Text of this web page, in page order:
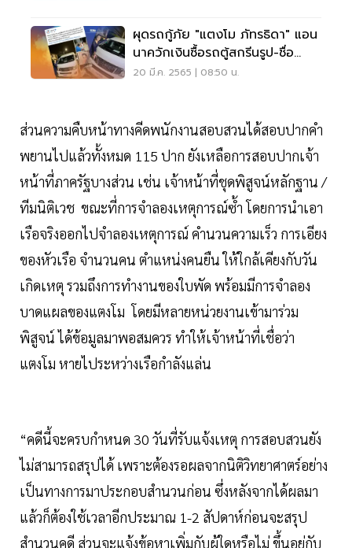
ผุดรถกู้ภัย "แตงโม ภัทรธิดา" แอน
นาควักเงินซื้อรถตู้สกรีนรูป-ชื่อ
เพื่อน
20 มี.ค. 2565 | 08:50 น.
ส่วนความคืบหน้าทางคีดพนักงานสอบสวนได้สอบปากคำ
พยานไปแล้วทั้งหมด 115 ปาก ยังเหลือการสอบปากเจ้า
หน้าที่ภาครัฐบางส่วน เช่น เจ้าหน้าที่ชุดพิสูจน์หลักฐาน /
ทีมนิติเวช ขณะที่การจำลองเหตุการณ์ซ้ำ โดยการนำเอา
เรือจริงออกไปจำลองเหตุการณ์ คำนวนความเร็ว การเอียง
ของหัวเรือ จำนวนคน ตำแหน่งคนยืน ให้ใกล้เคียงกับวัน
เกิดเหตุ รวมถึงการทำงานของใบพัด พร้อมมีการจำลอง
บาดแผลของแตงโม โดยมีหลายหน่วยงานเข้ามาร่วม
พิสูจน์ ได้ข้อมูลมาพอสมควร ทำให้เจ้าหน้าที่เชื่อว่า
แตงโม หายไประหว่างเรือกำลังแล่น
“คดีนี้จะครบกำหนด 30 วันที่รับแจ้งเหตุ การสอบสวนยัง
ไม่สามารถสรุปได้ เพราะต้องรอผลจากนิติวิทยาศาตร์อย่าง
เป็นทางการมาประกอบสำนวนก่อน ซึ่งหลังจากได้ผลมา
แล้วก็ต้องใช้เวลาอีกประมาณ 1-2 สัปดาห์ก่อนจะสรุป
สำนวนคดี ส่วนจะแจ้งข้อหาเพิ่มกับผู้ใดหรือไม่ ขึ้นอยู่กับ